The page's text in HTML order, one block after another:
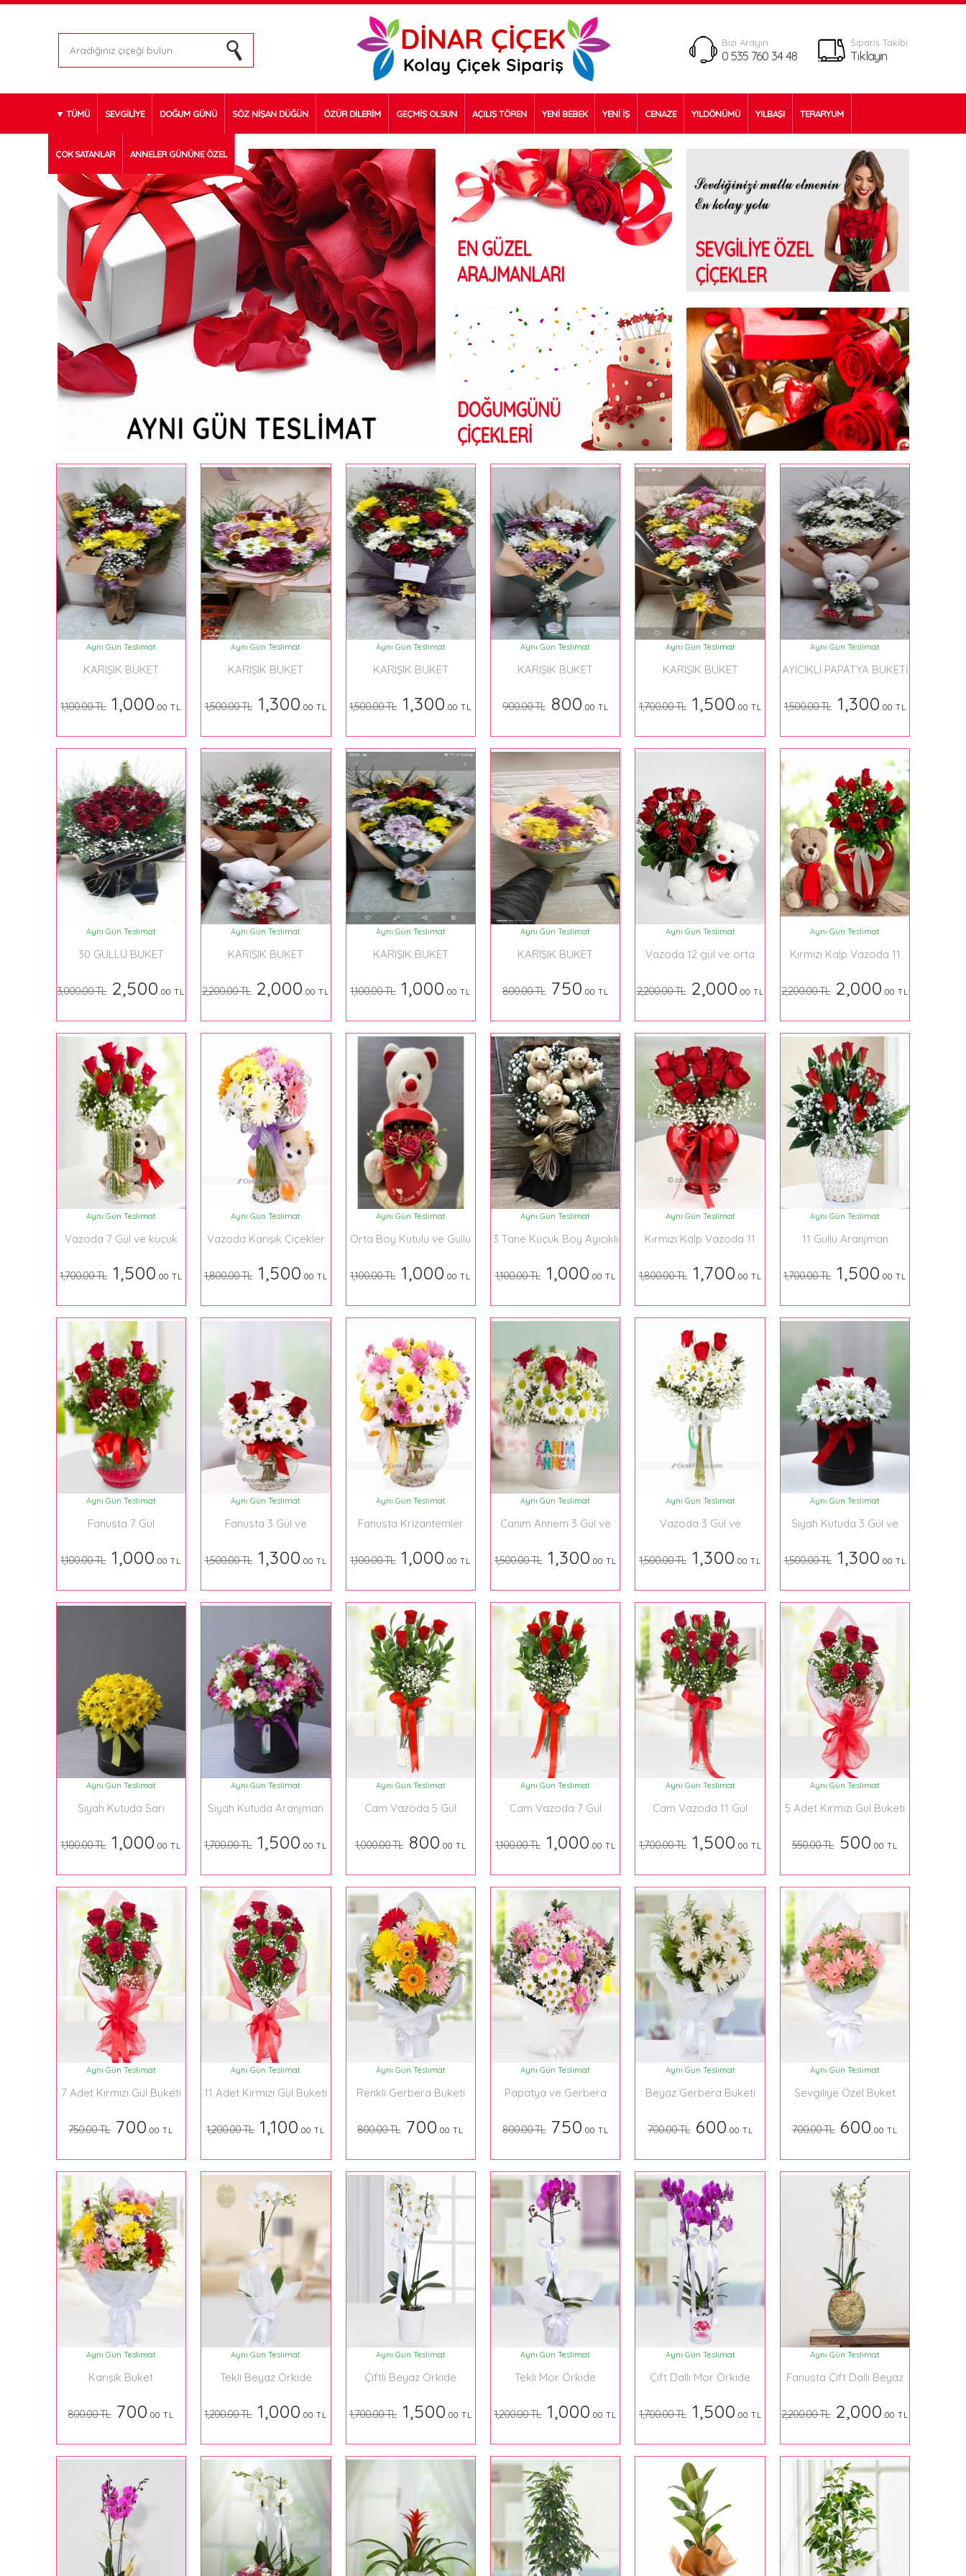
Bizi Arayın
0 535 760 34 48
Sipariş Takibi
Tıklayın
TÜMÜ SEVGİLİYE DOĞUM GÜNÜ SÖZ NİŞAN DÜĞÜN ÖZÜR DİLERİM GEÇMİŞ OLSUN AÇILIŞ TÖREN YENİ BEBEK YENİ İŞ CENAZE YILDÖNÜMÜ YILBAŞI TERARYUM
ÇOK SATANLAR ANNELER GÜNÜNE ÖZEL
Aynı Gün Teslimat
KARIŞIK BUKET
1,100.00 TL1,000.00 TL
Aynı Gün Teslimat
KARIŞIK BUKET
1,500.00 TL1,300.00 TL
Aynı Gün Teslimat
KARIŞIK BUKET
1,500.00 TL1,300.00 TL
Aynı Gün Teslimat
KARIŞIK BUKET
900.00 TL800.00 TL
Aynı Gün Teslimat
KARIŞIK BUKET
1,700.00 TL1,500.00 TL
Aynı Gün Teslimat
AYICIKLI PAPATYA BUKETİ
1,500.00 TL1,300.00 TL
Aynı Gün Teslimat
30 GÜLLÜ BUKET
3,000.00 TL2,500.00 TL
Aynı Gün Teslimat
KARIŞIK BUKET
2,200.00 TL2,000.00 TL
Aynı Gün Teslimat
KARIŞIK BUKET
1,100.00 TL1,000.00 TL
Aynı Gün Teslimat
KARIŞIK BUKET
800.00 TL750.00 TL
Aynı Gün Teslimat
Vazoda 12 gül ve orta
2,200.00 TL2,000.00 TL
Aynı Gün Teslimat
Kırmızı Kalp Vazoda 11
ayıcık
2,200.00 TL 2,000.00 TL
Aynı Gün Teslimat
Vazoda 7 Gül ve küçük
1,700.00 TL1,500.00 TL
Aynı Gün Teslimat
Vazoda Karışık Çiçekler
1,800.00 TL1,500.00 TL
Aynı Gün Teslimat
Orta Boy Kutulu ve Güllü
1,100.00 TL1,000.00 TL
Aynı Gün Teslimat
3 Tane Küçük Boy Ayıcıklı
1,100.00 TL1,000.00 TL
Aynı Gün Teslimat
Kırmızı Kalp Vazoda 11
1,800.00 TL1,700.00 TL
Aynı Gün Teslimat
11 Güllü Aranjman
1,700.00 TL 1,500.00 TL
Aynı Gün Teslimat
Fanusta 7 Gül
1,100.00 TL1,000.00 TL
Aynı Gün Teslimat
Fanusta 3 Gül ve
1,500.00 TL1,300.00 TL
Aynı Gün Teslimat
Fanusta Krizantemler
1,100.00 TL1,000.00 TL
Aynı Gün Teslimat
Canım Annem 3 Gül ve
1,500.00 TL1,300.00 TL
Aynı Gün Teslimat
Vazoda 3 Gül ve
1,500.00 TL1,300.00 TL
Aynı Gün Teslimat
Siyah Kutuda 3 Gül ve
1,500.00 TL1,300.00 TL
Aynı Gün Teslimat
Siyah Kutuda Sarı
1,100.00 TL1,000.00 TL
Aynı Gün Teslimat
Siyah Kutuda Aranjman
1,700.00 TL1,500.00 TL
Aynı Gün Teslimat
Cam Vazoda 5 Gül
1,000.00 TL800.00 TL
Aynı Gün Teslimat
Cam Vazoda 7 Gül
1,100.00 TL1,000.00 TL
Aynı Gün Teslimat
Cam Vazoda 11 Gül
1,700.00 TL1,500.00 TL
Aynı Gün Teslimat
5 Adet Kırmızı Gül Buketi
550.00 TL 500.00 TL
Aynı Gün Teslimat
7 Adet Kırmızı Gül Buketi
750.00 TL700.00 TL
Aynı Gün Teslimat
11 Adet Kırmızı Gül Buketi
1,200.00 TL1,100.00 TL
Aynı Gün Teslimat
Renkli Gerbera Buketi
800.00 TL700.00 TL
Aynı Gün Teslimat
Papatya ve Gerbera
800.00 TL750.00 TL
Aynı Gün Teslimat
Beyaz Gerbera Buketi
700.00 TL600.00 TL
Aynı Gün Teslimat
Sevgiliye Özel Buket
700.00 TL 600.00 TL
Aynı Gün Teslimat
Karışık Buket
800.00 TL700.00 TL
Aynı Gün Teslimat
Tekli Beyaz Orkide
1,200.00 TL1,000.00 TL
Aynı Gün Teslimat
Çiftli Beyaz Orkide
1,700.00 TL1,500.00 TL
Aynı Gün Teslimat
Tekli Mor Orkide
1,200.00 TL1,000.00 TL
Aynı Gün Teslimat
Çift Dallı Mor Orkide
1,700.00 TL1,500.00 TL
Aynı Gün Teslimat
Fanusta Çift Dallı Beyaz
2,200.00 TL 2,000.00 TL